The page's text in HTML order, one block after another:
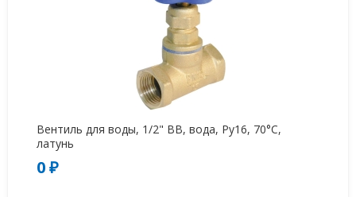
Вентиль для воды, 1/2" ВВ, вода, Ру16, 70°С,
латунь
0 ₽